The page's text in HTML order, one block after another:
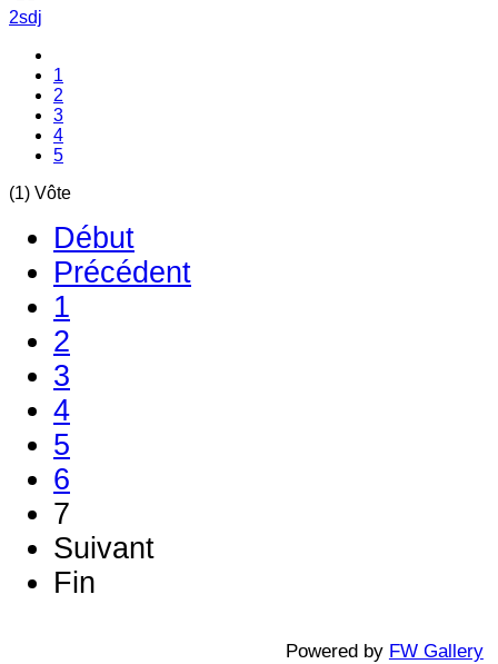
2sdj
1
2
3
4
5
(1) Vôte
Début
Précédent
1
2
3
4
5
6
7
Suivant
Fin
Powered by FW Gallery